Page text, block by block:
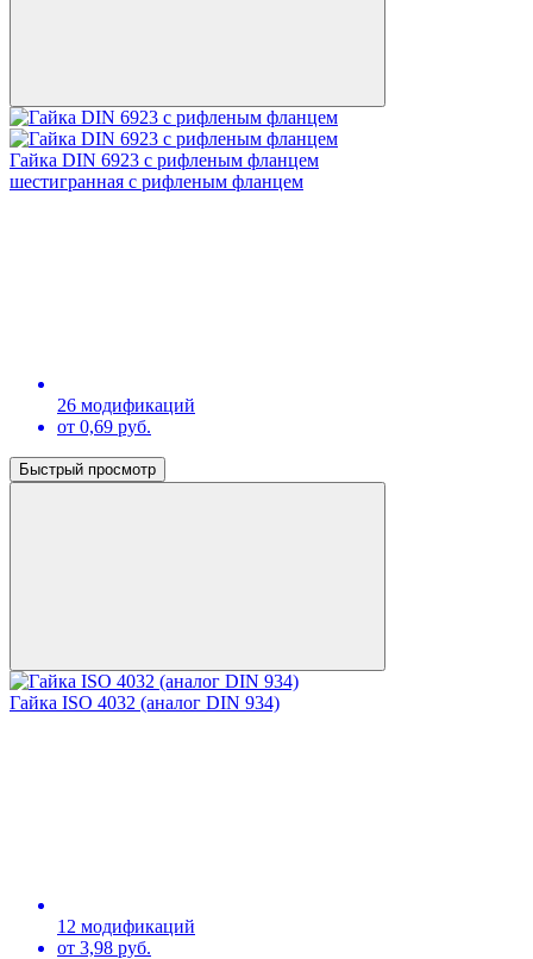
Гайка DIN 6923 с рифленым фланцем
шестигранная с рифленым фланцем
26 модификаций
от 0,69 руб.
Быстрый просмотр
Гайка ISO 4032 (аналог DIN 934)
12 модификаций
от 3,98 руб.